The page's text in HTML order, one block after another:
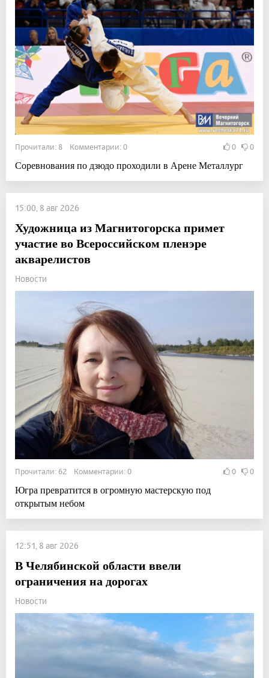
Прочитали: 8 Комментарии: 0 0 0
Соревнования по дзюдо проходили в Арене Металлург
15:00, 8 авг 2026
Художница из Магнитогорска примет
участие во Всероссийском пленэре
акварелистов
Новости
Прочитали: 62 Комментарии: 0 0 0
Югра превратится в огромную мастерскую под
открытым небом
12:51, 8 авг 2026
В Челябинской области ввели
ограничения на дорогах
Новости